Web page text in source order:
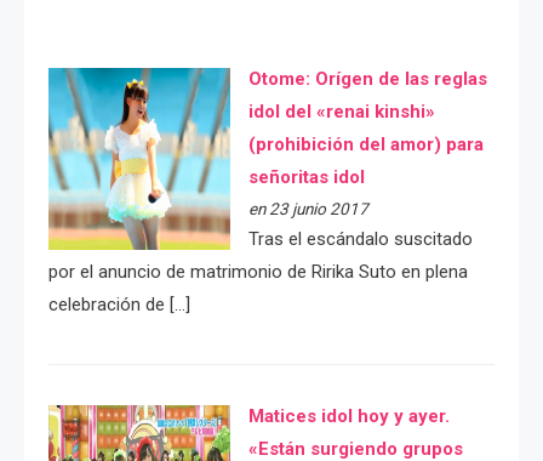
Otome: Orígen de las reglas
idol del «renai kinshi»
(prohibición del amor) para
señoritas idol
en 23 junio 2017
Tras el escándalo suscitado
por el anuncio de matrimonio de Ririka Suto en plena
celebración de […]
Matices idol hoy y ayer.
«Están surgiendo grupos